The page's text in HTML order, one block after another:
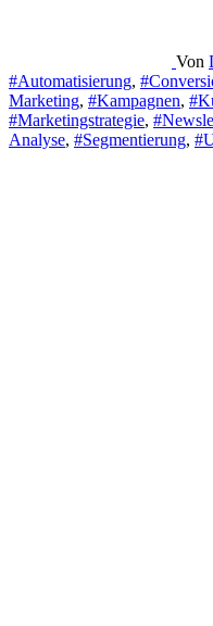
Von
#Automatisierung,
Marketing, #Kampagnen,
#Marketingstrategie,
Analyse, #Segmentierung,